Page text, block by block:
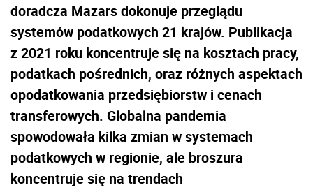
doradcza Mazars dokonuje przeglądu
systemów podatkowych 21 krajów. Publikacja
z 2021 roku koncentruje się na kosztach pracy,
podatkach pośrednich, oraz różnych aspektach
opodatkowania przedsiębiorstw i cenach
transferowych. Globalna pandemia
spowodowała kilka zmian w systemach
podatkowych w regionie, ale broszura
koncentruje się na trendach